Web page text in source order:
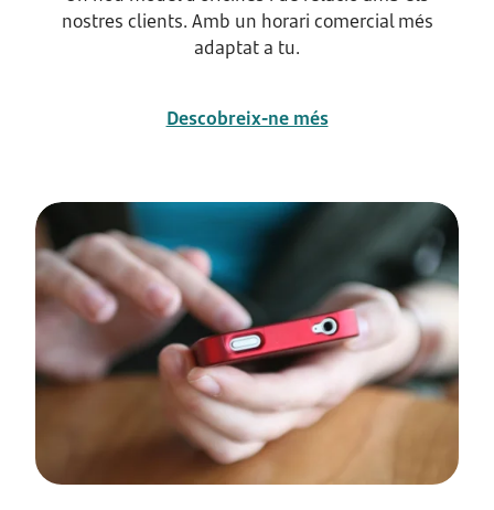
nostres clients. Amb un horari comercial més
adaptat a tu.
Descobreix-ne més